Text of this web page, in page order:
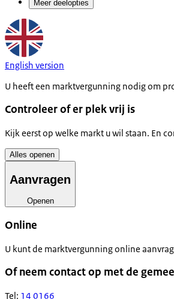
Meer deelopties
English version
U heeft een marktvergunning nodig om
Controleer of er plek vrij is
Kijk eerst op welke markt u wil staan. En
Alles openen
Aanvragen
Openen
Online
U kunt de marktvergunning online
Of neem contact op met de
Tel: 14 0166